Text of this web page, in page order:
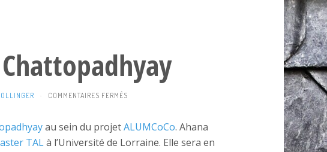
· COMMENTAIRES FERMÉS
CHATTOPADHYAY
au sein du projetALUMCoCo. Ahana
TALà l’Université de Lorraine. Elle sera en